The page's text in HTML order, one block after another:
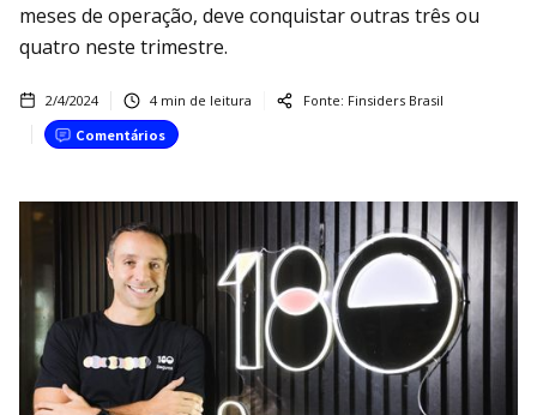
meses de operação, deve conquistar outras três ou
quatro neste trimestre.
2/4/2024 4min de leitura Fonte: Finsiders Brasil
Comentários